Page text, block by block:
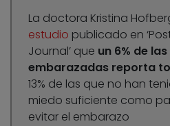
La doctora Kristina
estudio publicado en
Journal’ que un 6% de
embarazadas reporta
13% de las que no han
miedo suficiente como
evitar el embarazo